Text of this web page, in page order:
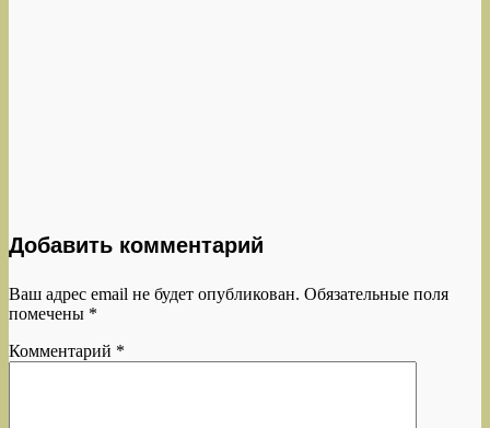
Добавить комментарий
Ваш адрес email не будет опубликован. Обязательные поля
помечены *
Комментарий *